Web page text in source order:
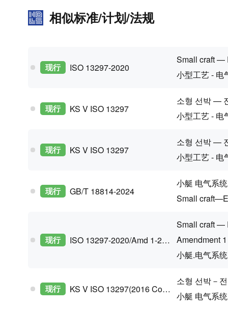
相似标准/计划/法规
现行 ISO 13297-2020
Small craft —
小型工艺 - 电
现行 KS V ISO 13297
소형 선박 —
小型工艺 - 电
现行 KS V ISO 13297
소형 선박 —
小型工艺 - 电
现行 GB/T 18814-2024
小艇 电气系
Small
现行 ISO 13297-2020/Amd 1-2022
Small craft —
Amendment 1
小艇.电气系
现行 KS V ISO 13297(2016 Confirm)
소형 선박－
小艇 电气系